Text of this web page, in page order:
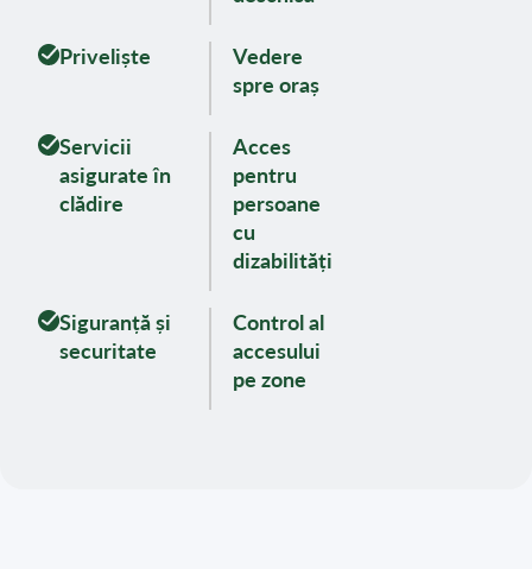
Priveliște
Vedere
spre oraș
Servicii
asigurate în
clădire
Acces
pentru
persoane
cu
dizabilități
Siguranță și
securitate
Control al
accesului
pe zone